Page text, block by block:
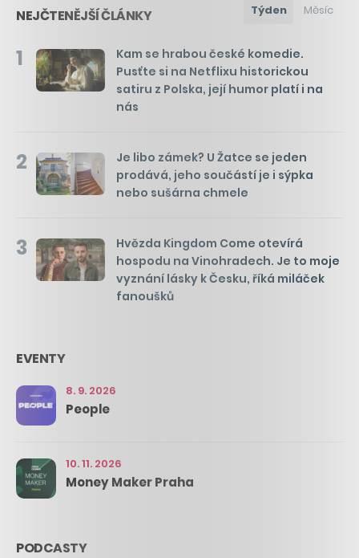
NEJČTENĚJŠÍ ČLÁNKY Týden Měsíc
1
Kam se hrabou české komedie.
Pusťte si na Netflixu historickou
satiru z Polska, její humor platí i na
nás
2
Je libo zámek? U Žatce se jeden
prodává, jeho součástí je i sýpka
nebo sušárna chmele
3
Hvězda Kingdom Come otevírá
hospodu na Vinohradech. Je to moje
vyznání lásky k Česku, říká miláček
fanoušků
EVENTY
8. 9. 2026
People
10. 11. 2026
Money Maker Praha
PODCASTY